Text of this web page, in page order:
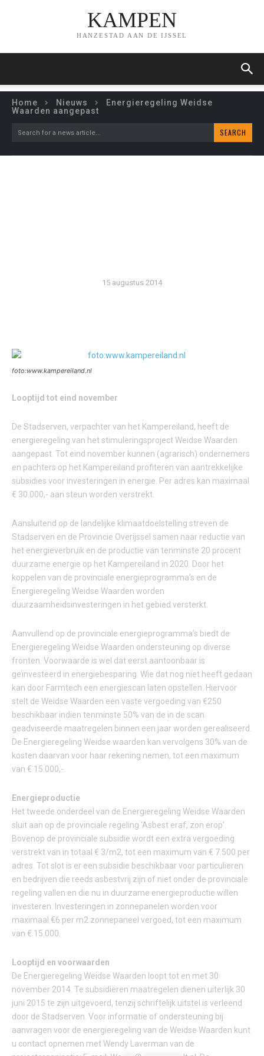
KAMPEN
HANZESTAD AAN DE IJSSEL
Home Nieuws
Energieregeling Weidse
Waarden aangepast
Search for a news article... SEARCH
15 augustus 2014
foto:www.kampereiland.nl
Looptijd tot eind november
De Stadserven, verpachter van het Kampereiland, heeft de
energieregeling van het stimuleringsproject Weidse Waarden
aangepast. Tot eind november kunnen (agrarisch) ondernemers
en pachters op het Kampereiland profiteren van aantrekkelijke
subsidies voor investeringen in energie. Per adres kan maximaal
€ 30.000,- aan steun worden verstrekt.
Aansluitend op de landelijke klimaatdoelstelling streven de
Stadserven en de Provincie Overijssel samen naar reductie van
het energieverbruik en de productie van tenminste 20 procent
duurzame energie op het Kampereiland in 2020. Door het
koppelen van de provinciale energieprogramma’s en de
Energieregeling Weidse Waarden worden
duurzaamheidsinvesteringen in het gebied versterkt.
Aanvullend op de provinciale energieprogramma’s biedt de
Energieregeling Weidse Waarden ondersteuning op diverse
fronten. Voorwaarde is wel dat eerst aantoonbaar is
geïnvesteerd in energiebesparing. Wie dat nog niet heeft gedaan
kan door Farmtech een energiescan laten opstellen. Hiervoor
stelt de Weidse Waarden een vaste vergoeding van €250
beschikbaar indien tenminste 50% van de in de scan
geadviseerde maatregelen binnen een jaar worden gerealiseerd.
De Energieregeling Weidse waarden kan vervolgens 30% van de
kosten daarvan voor haar rekening nemen, tot een maximum
van € 15.000,-.
Energieproductie
Het tweede onderdeel van de Energieregeling Weidse Waarden
sluit aan op de provinciale regeling ‘Asbest eraf, zon erop’.
Bovenop de provinciale subsidie wordt een extra vergoeding
verstrekt van in totaal € 3/m2, tot een maximum van € 7.500 per
adres. Tot slot is er een subsidie beschikbaar voor particulieren
en bedrijven die reeds asbestvrij zijn of niet onder de provinciale
regeling vallen en die nu in duurzame energieproductie willen
investeren. Investeringen in zonnepanelen worden voor
maximaal €6 per m2 zonnepaneel vergoed, tot een maximum
van € 15.000.
Looptijd en voorwaarden
De Energieregeling Weidse Waarden loopt tot en met 30
november 2014. Te subsidiëren maatregelen dienen uiterlijk 30
juni 2015 te zijn uitgevoerd, tenzij schriftelijk uitstel is verleend
door de Stadserven. Voor informatie of ondersteuning bij
aanvragen voor de energieregeling van de Weidse Waarden kunt
u contact opnemen met Wendy Laverman van de